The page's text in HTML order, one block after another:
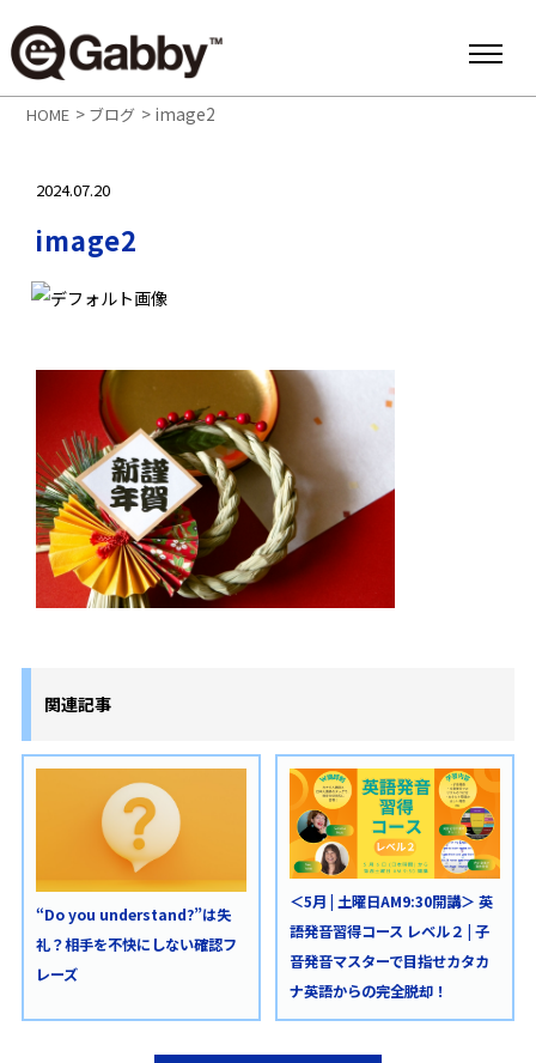
HOME > ブログ > image2
2024.07.20
image2
関連記事
“Do you understand?”は失
礼？相手を不快にしない確認フ
レーズ
＜5月 | 土曜日AM9:30開講＞ 英
語発音習得コース レベル２ | 子
音発音マスターで目指せカタカ
ナ英語からの完全脱却！